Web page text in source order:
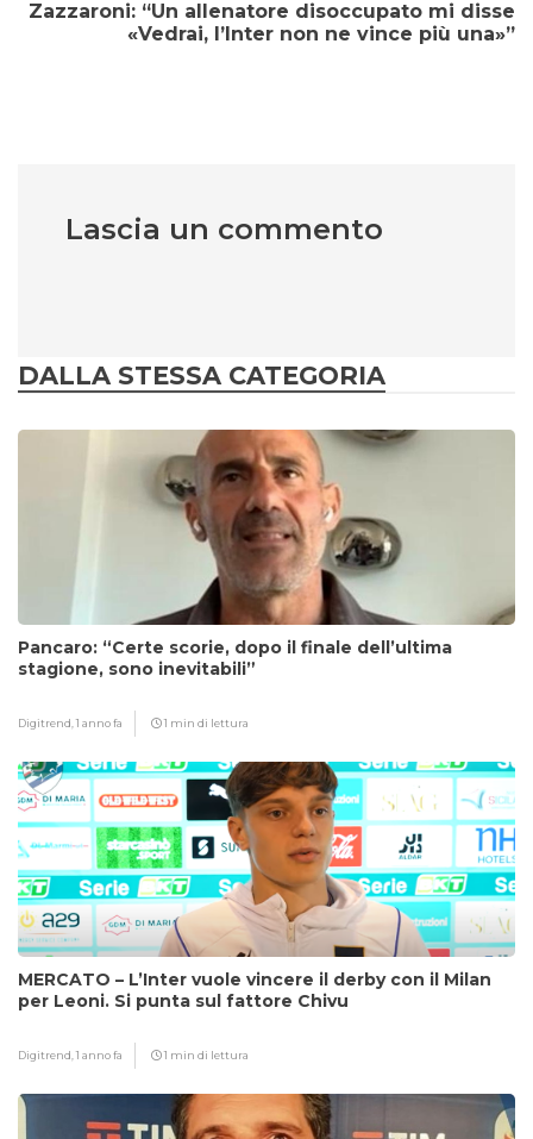
Zazzaroni: “Un allenatore disoccupato mi disse
«Vedrai, l’Inter non ne vince più una»”
Lascia un commento
DALLA STESSA CATEGORIA
Pancaro: “Certe scorie, dopo il finale dell’ultima
stagione, sono inevitabili”
Digitrend,1 anno fa 1 min di lettura
MERCATO – L’Inter vuole vincere il derby con il Milan
per Leoni. Si punta sul fattore Chivu
Digitrend,1 anno fa 1 min di lettura